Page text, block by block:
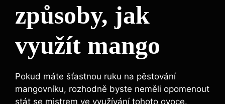
způsoby, jak
využít mango
Pokud máte šťastnou ruku na pěstování
mangovníku, rozhodně byste neměli opomenout
stát se mistrem ve využívání tohoto ovoce.